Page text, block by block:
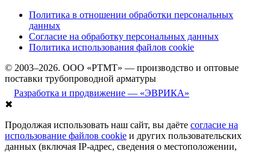
Политика в отношении обработки персональных
данных
Согласие на обработку персональных данных
Политика использования файлов cookie
© 2003–2026. ООО «РТМТ» — производство и оптовые
поставки трубопроводной арматуры
Разработка и продвижение — «ЭВРИКА»
✖
Продолжая использовать наш сайт, вы даёте согласие на
использование файлов cookie и других пользовательских
данных (включая IP-адрес, сведения о местоположении,